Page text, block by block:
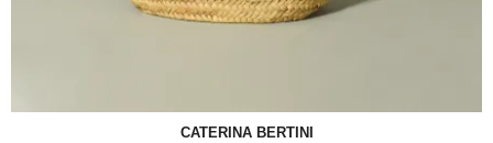
CATERINA BERTINI